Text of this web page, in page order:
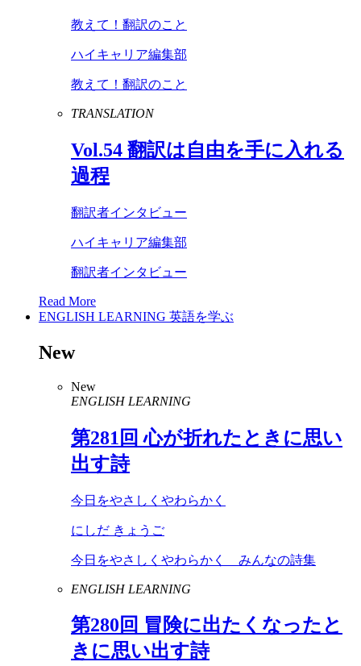
教えて！翻訳のこと
ハイキャリア編集部
教えて！翻訳のこと
TRANSLATION
Vol.54 翻訳は自由を手に入れる
過程
翻訳者インタビュー
ハイキャリア編集部
翻訳者インタビュー
Read More
ENGLISH LEARNING 英語を学ぶ
New
New
ENGLISH LEARNING
第281 回 心が折れたときに思い
出す詩
今日をやさしくやわらかく
にしだ きょうご
今日をやさしくやわらかく みんなの詩集
ENGLISH LEARNING
第280回 冒険に出たくなったと
きに思い出す詩